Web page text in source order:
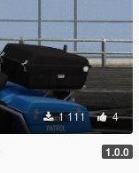
1 111 4
1.0.0